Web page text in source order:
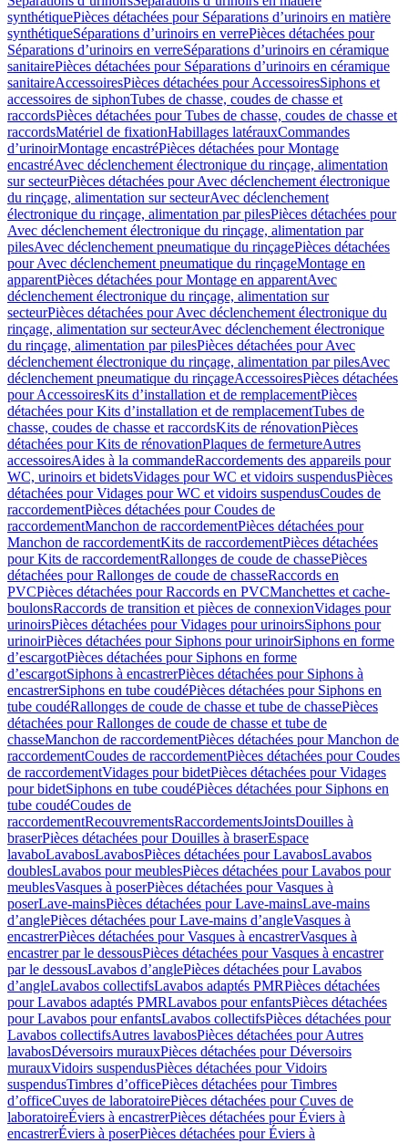
synthétiquePièces détachées pour Séparations d’urinoirs en matière
synthétiqueSéparations d’urinoirs en verrePièces détachées pour
Séparations d’urinoirs en verreSéparations d’urinoirs en céramique
sanitairePièces détachées pour Séparations d’urinoirs en céramique
sanitaireAccessoiresPièces détachées pour AccessoiresSiphons et
accessoires de siphonTubes de chasse, coudes de chasse et
raccordsPièces détachées pour Tubes de chasse, coudes de chasse et
raccordsMatériel de fixationHabillages latérauxCommandes
dʼurinoirMontage encastréPièces détachées pour Montage
encastréAvec déclenchement électronique du rinçage, alimentation
sur secteurPièces détachées pour Avec déclenchement électronique
du rinçage, alimentation sur secteurAvec déclenchement
électronique du rinçage, alimentation par pilesPièces détachées pour
Avec déclenchement électronique du rinçage, alimentation par
pilesAvec déclenchement pneumatique du rinçagePièces détachées
pour Avec déclenchement pneumatique du rinçageMontage en
apparentPièces détachées pour Montage en apparentAvec
déclenchement électronique du rinçage, alimentation sur
secteurPièces détachées pour Avec déclenchement électronique du
rinçage, alimentation sur secteurAvec déclenchement électronique
du rinçage, alimentation par pilesPièces détachées pour Avec
déclenchement électronique du rinçage, alimentation par pilesAvec
déclenchement pneumatique du rinçageAccessoiresPièces détachées
pour AccessoiresKits d’installation et de remplacementPièces
détachées pour Kits d’installation et de remplacementTubes de
chasse, coudes de chasse et raccordsKits de rénovationPièces
détachées pour Kits de rénovationPlaques de fermetureAutres
accessoiresAides à la commandeRaccordements des appareils pour
WC, urinoirs et bidetsVidages pour WC et vidoirs suspendusPièces
détachées pour Vidages pour WC et vidoirs suspendusCoudes de
raccordementPièces détachées pour Coudes de
raccordementManchon de raccordementPièces détachées pour
Manchon de raccordementKits de raccordementPièces détachées
pour Kits de raccordementRallonges de coude de chassePièces
détachées pour Rallonges de coude de chasseRaccords en
PVCPièces détachées pour Raccords en PVCManchettes et cache-
boulonsRaccords de transition et pièces de connexionVidages pour
urinoirsPièces détachées pour Vidages pour urinoirsSiphons pour
urinoirPièces détachées pour Siphons pour urinoirSiphons en forme
d’escargotPièces détachées pour Siphons en forme
d’escargotSiphons à encastrerPièces détachées pour Siphons à
encastrerSiphons en tube coudéPièces détachées pour Siphons en
tube coudéRallonges de coude de chasse et tube de chassePièces
détachées pour Rallonges de coude de chasse et tube de
chasseManchon de raccordementPièces détachées pour Manchon de
raccordementCoudes de raccordementPièces détachées pour Coudes
de raccordementVidages pour bidetPièces détachées pour Vidages
pour bidetSiphons en tube coudéPièces détachées pour Siphons en
tube coudéCoudes de
raccordementRecouvrementsRaccordementsJointsDouilles à
braserPièces détachées pour Douilles à braserEspace
lavaboLavabosLavabosPièces détachées pour LavabosLavabos
doublesLavabos pour meublesPièces détachées pour Lavabos pour
meublesVasques à poserPièces détachées pour Vasques à
poserLave-mainsPièces détachées pour Lave-mainsLave-mains
d’anglePièces détachées pour Lave-mains d’angleVasques à
encastrerPièces détachées pour Vasques à encastrerVasques à
encastrer par le dessousPièces détachées pour Vasques à encastrer
par le dessousLavabos d’anglePièces détachées pour Lavabos
d’angleLavabos collectifsLavabos adaptés PMRPièces détachées
pour Lavabos adaptés PMRLavabos pour enfantsPièces détachées
pour Lavabos pour enfantsLavabos collectifsPièces détachées pour
Lavabos collectifsAutres lavabosPièces détachées pour Autres
lavabosDéversoirs murauxPièces détachées pour Déversoirs
murauxVidoirs suspendusPièces détachées pour Vidoirs
suspendusTimbres dʼofficePièces détachées pour Timbres
dʼofficeCuves de laboratoirePièces détachées pour Cuves de
laboratoireÉviers à encastrerPièces détachées pour Éviers à
encastrerÉviers à poserPièces détachées pour Éviers à